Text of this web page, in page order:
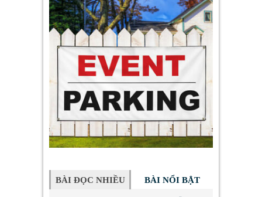
BÀI ĐỌC NHIỀU BÀI NỔI BẬT